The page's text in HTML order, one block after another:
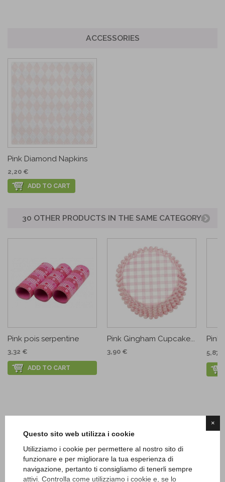
×
Questo sito web utilizza i cookie
Utilizziamo i cookie per permettere al nostro sito di
funzionare e per migliorare la tua esperienza di
navigazione, pertanto ti consigliamo di tenerli sempre
attivi. Controlla come utilizziamo i cookie e, se lo
ACCESSORIES
Pink Diamond Napkins
2,20 €
ADD TO CART
30 OTHER PRODUCTS IN THE SAME CATEGORY:
Pink pois serpentine
3,32 €
ADD TO CART
Pink Gingham Cupcake...
3,90 €
Pink
5,87